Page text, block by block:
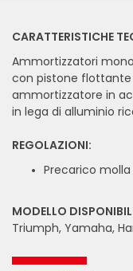
CARATTERISTICHE
Ammortizzatori
con pistone flottante
ammortizzatore in
in lega di alluminio
REGOLAZIONI:
Precarico
MODELLO
Triumph, Yamaha,